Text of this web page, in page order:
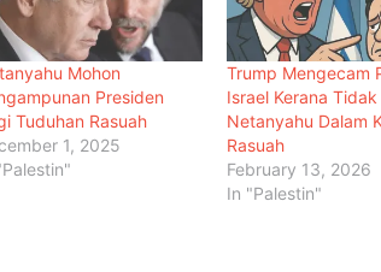
Mohon
Presiden
Tuduhan Rasuah
1, 2025
Trump Mengecam
Israel Kerana
Netanyahu Dalam
Rasuah
February 13, 2026
In "Palestin"